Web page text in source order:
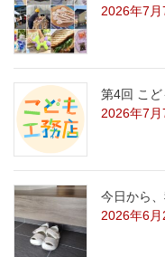
2026年7月
第4回 こ
2026年7月
今日から
2026年6月